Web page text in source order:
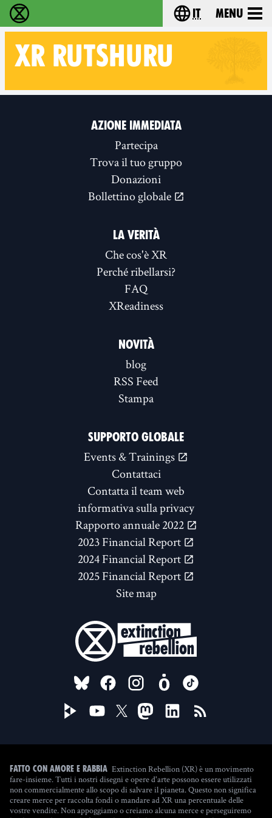
Extinction Rebellion - Home Choose your
it Menu
XR RUTSHURU
AZIONE IMMEDIATA
Partecipa
Trova il tuo gruppo
Donazioni
Bollettino globale
LA VERITÀ
Che cos'è XR
Perché ribellarsi?
FAQ
XReadiness
NOVITÀ
blog
RSS Feed
Stampa
SUPPORTO GLOBALE
Events & Trainings
Contattaci
Contatta il team web
informativa sulla privacy
Rapporto annuale 2022
2023 Financial Report
2024 Financial Report
2025 Financial Report
Site map
FOLLOW US ON
Fatto con amore e rabbia Extinction Rebellion (XR) è un movimento
fare-insieme. Tutti i nostri disegni e opere d'arte possono essere utilizzati
non commercialmente allo scopo di salvare il pianeta. Questo non significa
creare merce per raccolta fondi o mandare ad XR una percentuale delle
vostre vendite. Non appoggiamo o creiamo alcuna merce e perseguiremo